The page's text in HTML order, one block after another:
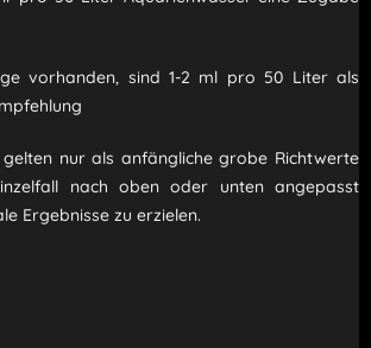
vorhanden, sind 1-2 ml pro 50 Liter als
gelten nur als anfängliche grobe Richtwerte
nach oben oder unten angepasst
Ergebnisse zu erzielen.